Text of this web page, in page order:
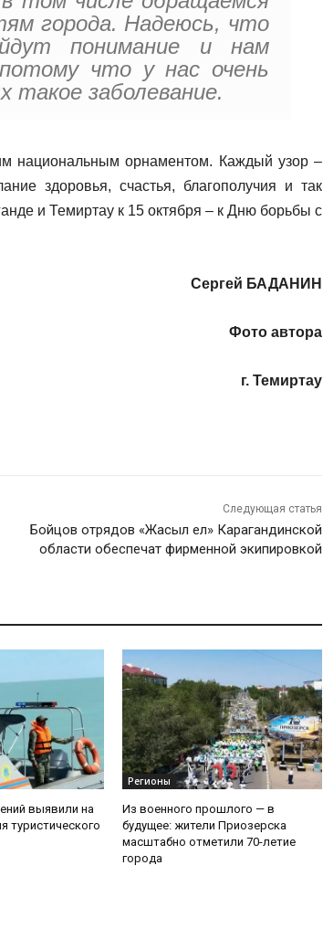
города. Надеюсь, что
понимание и нам
что у нас очень
заболевание.
национальным орнаментом. Каждый узор –
здоровья, счастья, благополучия и так
и Темиртау к 15 октября – к Дню борьбы с
Сергей БАДАНИН
Фото автора
г. Темиртау
Следующая статья
Бойцов отрядов «Жасыл ел» Карагандинской
области обеспечат фирменной экипировкой
выявили на
туристического
Регионы
Из военного прошлого — в
будущее: жители Приозерска
масштабно отметили 70-летие
города